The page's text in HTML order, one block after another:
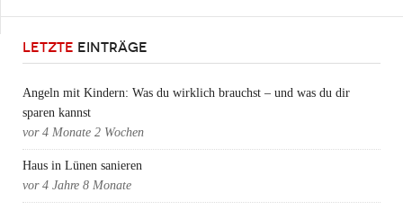
LETZTE EINTRÄGE
Angeln mit Kindern: Was du wirklich brauchst – und was du dir
sparen kannst
vor 4 Monate 2 Wochen
Haus in Lünen sanieren
vor 4 Jahre 8 Monate